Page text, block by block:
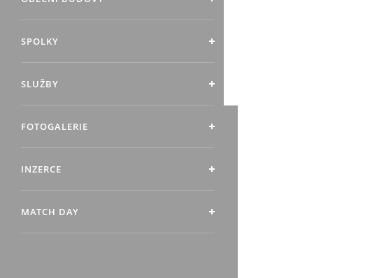
SPOLKY
SLUŽBY
FOTOGALERIE
INZERCE
MATCH DAY